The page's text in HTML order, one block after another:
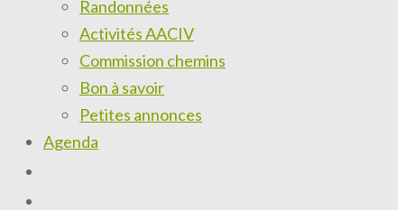
Randonnées
Activités AACIV
Commission chemins
Bon à savoir
Petites annonces
Agenda